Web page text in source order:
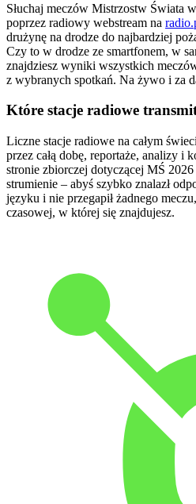
Słuchaj meczów Mistrzostw Świata
poprzez radiowy webstream na
drużynę na drodze do najbardziej
Czy to w drodze ze smartfonem, w
znajdziesz wyniki wszystkich
z wybranych spotkań. Na żywo i za
Które stacje radiowe
Liczne stacje radiowe na całym
przez całą dobę, reportaże, analizy i
stronie zbiorczej dotyczącej MŚ
strumienie – abyś szybko znalazł
języku i nie przegapił żadnego
czasowej, w której się znajdujesz.